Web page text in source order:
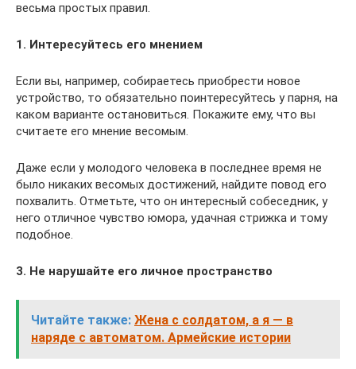
весьма простых правил.
1. Интересуйтесь его мнением
Если вы, например, собираетесь приобрести новое
устройство, то обязательно поинтересуйтесь у парня, на
каком варианте остановиться. Покажите ему, что вы
считаете его мнение весомым.
Даже если у молодого человека в последнее время не
было никаких весомых достижений, найдите повод его
похвалить. Отметьте, что он интересный собеседник, у
него отличное чувство юмора, удачная стрижка и тому
подобное.
3. Не нарушайте его личное пространство
Читайте также: Жена с солдатом, а я — в
наряде с автоматом. Армейские истории